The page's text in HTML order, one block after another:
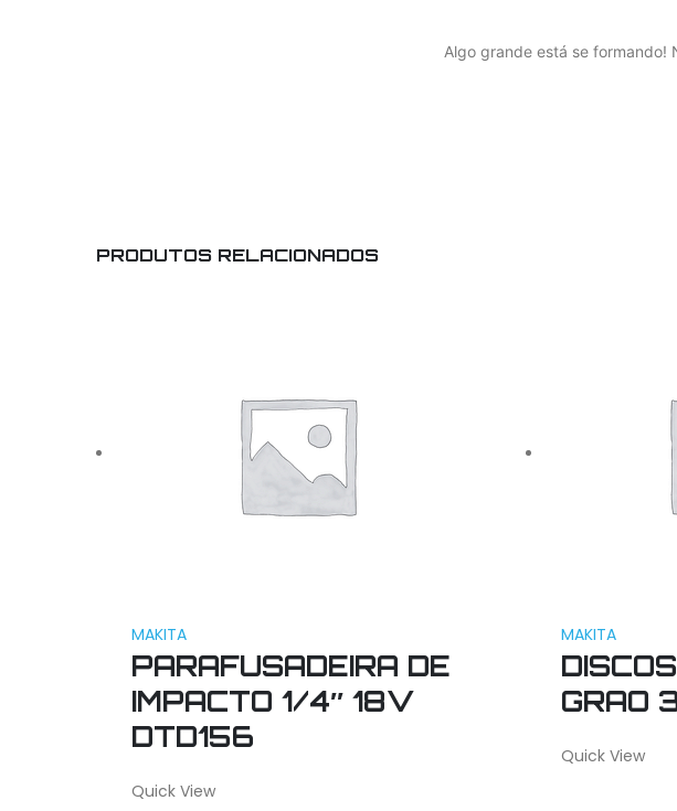
Algo grande está se formando!
PRODUTOS RELACIONADOS
MAKITA
PARAFUSADEIRA DE
IMPACTO 1/4″ 18V
DTD156
Quick View
MAKITA
GRAO
Quick View